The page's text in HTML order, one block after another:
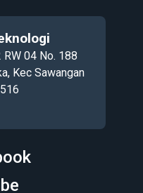
RW 04 No. 188
Kec Sawangan